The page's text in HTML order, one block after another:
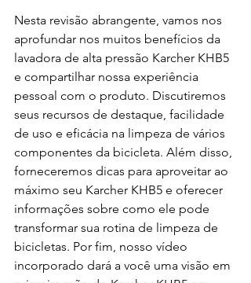
Nesta revisão abrangente, vamos nos
aprofundar nos muitos benefícios da
lavadora de alta pressão Karcher KHB5
e compartilhar nossa experiência
pessoal com o produto. Discutiremos
seus recursos de destaque, facilidade
de uso e eficácia na limpeza de vários
componentes da bicicleta. Além disso,
forneceremos dicas para aproveitar ao
máximo seu Karcher KHB5 e oferecer
informações sobre como ele pode
transformar sua rotina de limpeza de
bicicletas. Por fim, nosso vídeo
incorporado dará a você uma visão em